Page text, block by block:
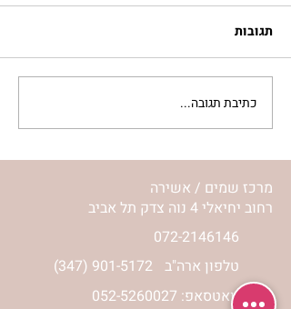
סלט פטריות בתנור | נורית
אילון הירש
תגובות
כתיבת תגובה...
מרכז שמים / אשירה
רחוב יחיאלי 4 נוה צדק תל אביב
072-2146146
(347) 901-5172 טלפון ארה"ב
וואטסאפ: 052-5260027